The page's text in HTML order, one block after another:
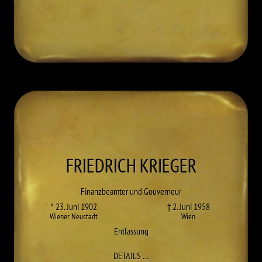
FRIEDRICHKRIEGER
Finanzbeamter und Gouverneur
* 23. Juni 1902
Wiener Neustadt
† 2. Juni 1958
Wien
Entlassung
DETAILS…ZU FRIEDRICH KRIEGER